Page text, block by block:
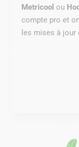
Metricool ou
compte pro et
les mises à jour